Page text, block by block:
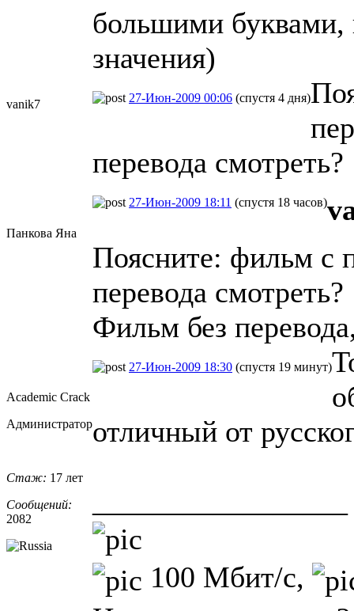
большими буквами,
значения)
vanik7 27-Июн-2009 00:06 (спустя 4 дня)
перевода смотреть?
Панкова Яна
27-Июн-2009 18:11 (спустя 18 часов)
Поясните: фильм с
перевода смотреть?
Фильм без
Academic Crack
Администратор
Стаж: 17 лет
Сообщений:
2082
27-Июн-2009 18:30 (спустя 19 минут)
отличный от
100 Мбит/с,